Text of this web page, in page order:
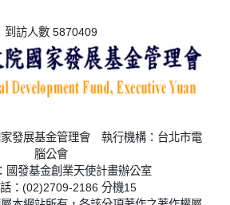
到訪人數 5870409
發展基金管理會 執行機構：台北市電
腦公會
國發基金創業天使計畫辦公室
：(02)2709-2186 分機15